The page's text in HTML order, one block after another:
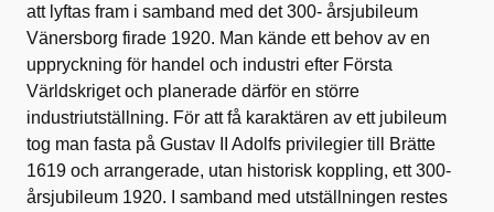
att lyftas fram i samband med det 300- årsjubileum
Vänersborg firade 1920. Man kände ett behov av en
uppryckning för handel och industri efter Första
Världskriget och planerade därför en större
industriutställning. För att få karaktären av ett jubileum
tog man fasta på Gustav II Adolfs privilegier till Brätte
1619 och arrangerade, utan historisk koppling, ett 300-
årsjubileum 1920. I samband med utställningen restes